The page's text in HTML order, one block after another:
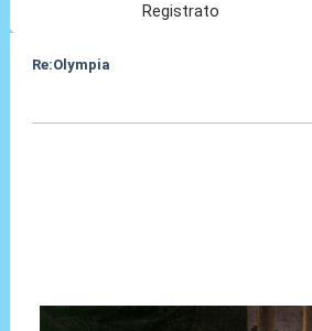
Registrato
Re:Olympia